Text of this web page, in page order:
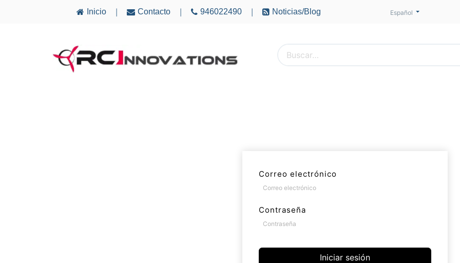
Inicio Contacto 946022490 Noticias/Blog Español
Correo electrónico
Contraseña
Iniciar sesión